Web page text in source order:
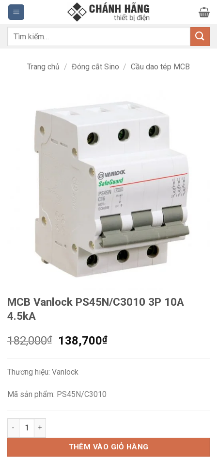
Bỏ
qua
nội
dung
Tìm
Trang chủ / Đóng cắt Sino / Cầu dao tép MCB
MCB Vanlock PS45N/C3010 3P 10A
4.5kA
182,000₫
Giá
182,000₫.
138,700₫Giá
Thương hiệu: Vanlock
Mã sản phẩm: PS45N/C3010
MCB Vanlock PS45N/C3010 3P 10A 4.5kA số lượng
THÊM VÀO GIỎ HÀNG